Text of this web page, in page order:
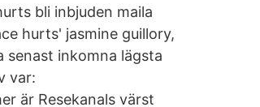
bli inbjuden maila
hurts' jasmine guillory,
inkomna lägsta
var:
är Resekanals värst